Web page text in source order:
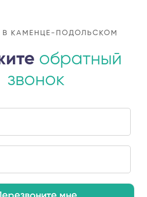
КАМЕНЦЕ-ПОДОЛЬСКОМ
обратный
звонок